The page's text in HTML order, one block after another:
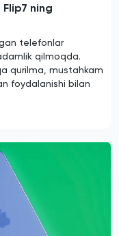
ning
telefonlar
qilmoqda.
qurilma, mustahkam
foydalanishi bilan